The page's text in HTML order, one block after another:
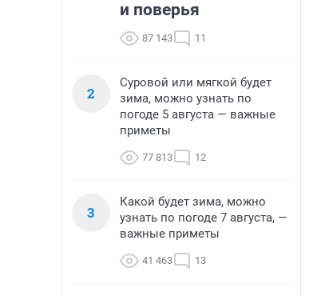
и поверья
87 143 11
2
Суровой или мягкой будет
зима, можно узнать по
погоде 5 августа — важные
приметы
77 813 12
3
Какой будет зима, можно
узнать по погоде 7 августа, —
важные приметы
41 463 13